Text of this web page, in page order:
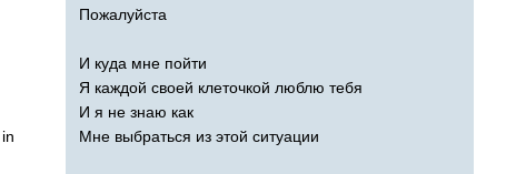
in
Пожалуйста
И куда мне пойти
Я каждой своей клеточкой люблю тебя
И я не знаю как
Мне выбраться из этой ситуации